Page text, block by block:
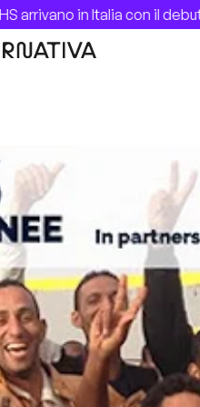
in Italia con il debut